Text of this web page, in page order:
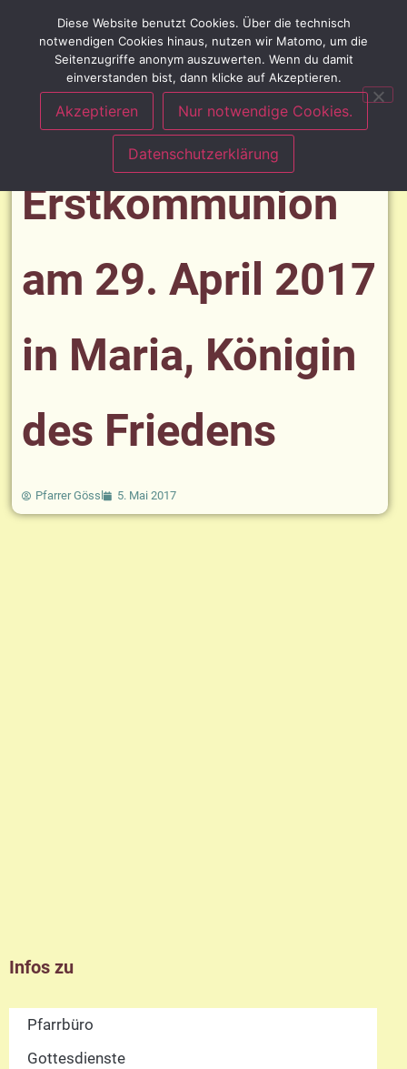
Erstkommunion
am 29. April 2017
in Maria, Königin
des Friedens
Pfarrer Gössl 5. Mai 2017
Infos zu
Pfarrbüro
Gottesdienste
Diese Website benutzt Cookies. Über die technisch
notwendigen Cookies hinaus, nutzen wir Matomo, um die
Seitenzugriffe anonym auszuwerten. Wenn du damit
einverstanden bist, dann klicke auf Akzeptieren.
Akzeptieren Nur notwendige Cookies.
Datenschutzerklärung